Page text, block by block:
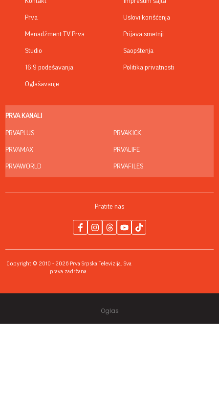
Prva
Menadžment TV Prva
Studio
16:9 podešavanja
Oglašavanje
Uslovi korišćenja
Prijava smetnji
Saopštenja
Politika privatnosti
PRVA KANALI
PRVAPLUS
PRVAMAX
PRVAWORLD
PRVAKICK
PRVALIFE
PRVAFILES
Pratite nas
Copyright © 2010 - 2026 Prva Srpska Televizija. Sva
prava zadržana.